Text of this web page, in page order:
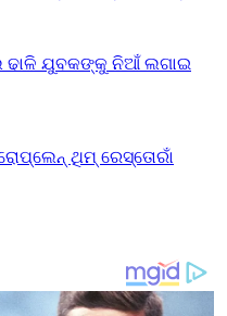
ଢାଳି ଯୁବକଙ୍କୁ ନିଆଁ ଲଗାଇ
ଥିମ୍‌ ରେସ୍ତୋରାଁ